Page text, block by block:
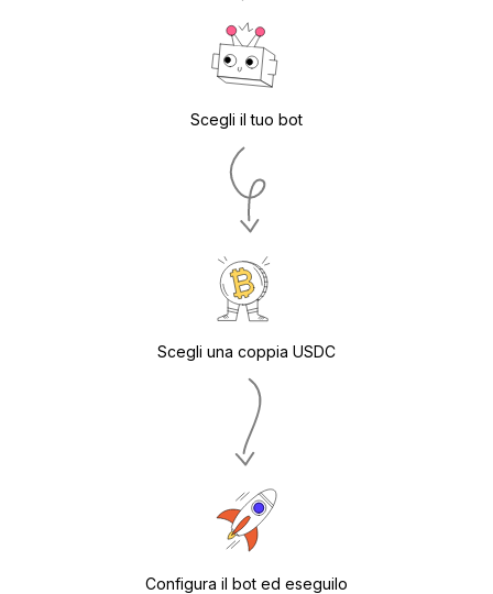
Scegli il tuo bot
Scegli una coppia USDС
Configura il bot ed eseguilo